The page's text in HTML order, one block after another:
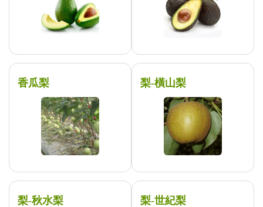
香瓜梨 梨-橫山梨
梨-秋水梨 梨-世紀梨